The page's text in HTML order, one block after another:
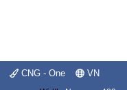
CNG - One VN